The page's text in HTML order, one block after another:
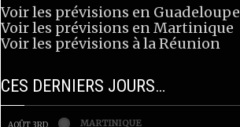
Voir les prévisions en Guadeloupe
Voir les prévisions en Martinique
Voir les prévisions à la Réunion
CES DERNIERS JOURS…
AOÛT 3RD
MARTINIQUE